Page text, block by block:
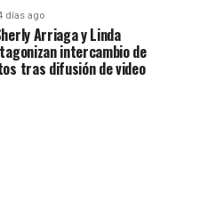
días ago
Arriaga y Linda
intercambio de
tras difusión de video